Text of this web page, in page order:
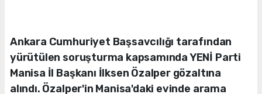
Ankara Cumhuriyet Başsavcılığı tarafından
yürütülen soruşturma kapsamında YENİ Parti
Manisa İl Başkanı İlksen Özalper gözaltına
alındı. Özalper'in Manisa'daki evinde arama